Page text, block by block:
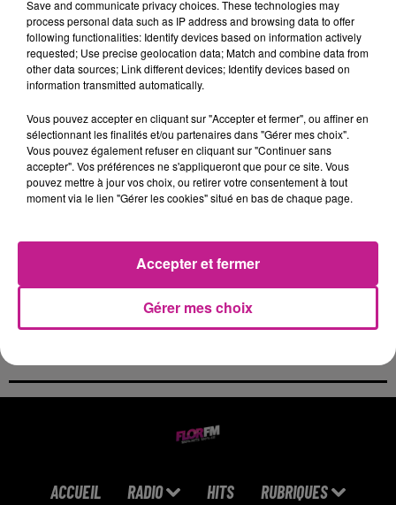
4h44
4h44
THE BLACK EYED PEAS
Hey Mama
4h41
4h41
BEBE REXHA
New Religion
4h37
4h37
BOULEVARD DES AIRS
FEAT. CARBONNE
C'est Pas Si Facile
ACCUEIL RADIO HITS RUBRIQUES
Save and communicate privacy choices. These technologies may
process personal data such as IP address and browsing data to offer
following functionalities: Identify devices based on information actively
requested; Use precise geolocation data; Match and combine data from
other data sources; Link different devices; Identify devices based on
information transmitted automatically.
Vous pouvez accepter en cliquant sur "Accepter et fermer", ou affiner en
sélectionnant les finalités et/ou partenaires dans "Gérer mes choix".
Vous pouvez également refuser en cliquant sur "Continuer sans
accepter". Vos préférences ne s'appliqueront que pour ce site. Vous
pouvez mettre à jour vos choix, ou retirer votre consentement à tout
moment via le lien "Gérer les cookies" situé en bas de chaque page.
Gérer mes choix
Accepter et fermer